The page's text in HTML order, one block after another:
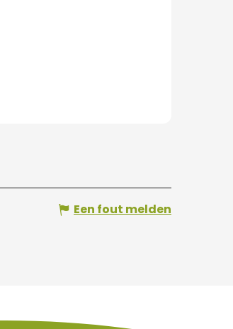
Een fout melden